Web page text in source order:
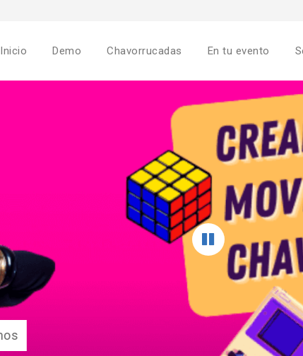
Inicio Demo Chavorrucadas En tu evento
Fundador Apostolado Hechos